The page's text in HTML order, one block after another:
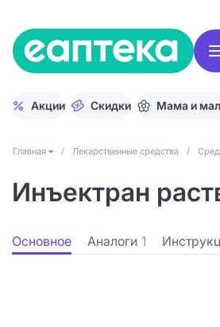
Акции Скидки Мама и
Главная / Лекарственные средства /
Инъектран
Основное Аналоги 1